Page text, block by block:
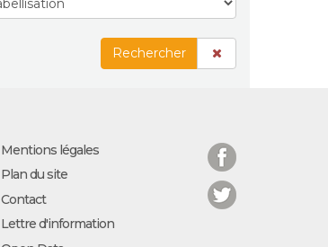
Rechercher
Mentions légales
Plan du site
Contact
Lettre d'information
Facebook
Twitter